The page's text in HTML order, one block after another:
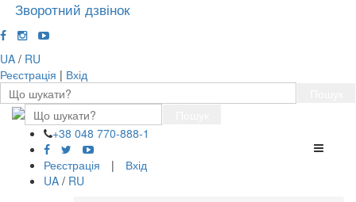
Зворотний дзвінок
UA / RU
Реєстрація | Вхід
+38 048 770-888-1
Реєстрація
|
Вхід
UA / RU